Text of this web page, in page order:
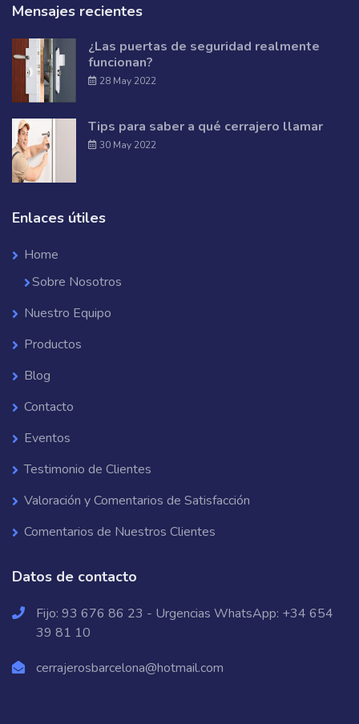
Mensajes recientes
¿Las puertas de seguridad realmente
funcionan?
28 May 2022
Tips para saber a qué cerrajero llamar
30 May 2022
Enlaces útiles
Home
Sobre Nosotros
Nuestro Equipo
Productos
Blog
Contacto
Eventos
Testimonio de Clientes
Valoración y Comentarios de Satisfacción
Comentarios de Nuestros Clientes
Datos de contacto
Fijo: 93 676 86 23 - Urgencias WhatsApp: +34 654
39 81 10
cerrajerosbarcelona@hotmail.com